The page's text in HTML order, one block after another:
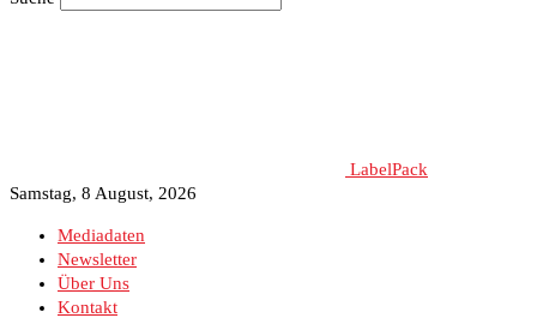
LabelPack
Samstag, 8 August, 2026
Mediadaten
Newsletter
Über Uns
Kontakt